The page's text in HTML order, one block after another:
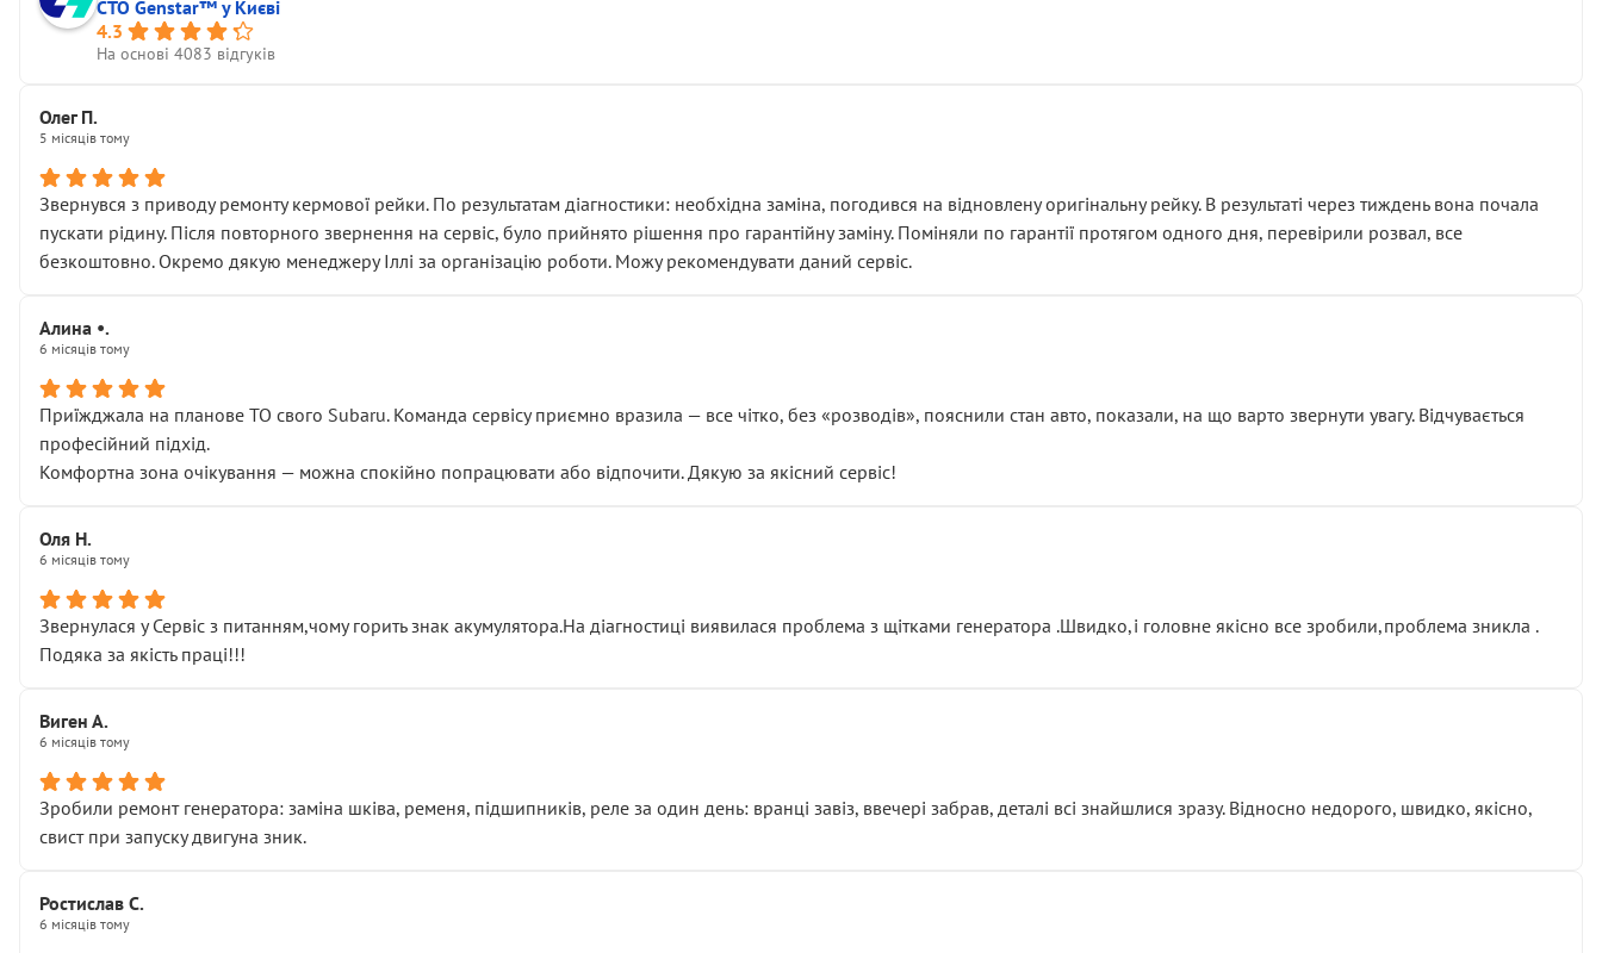
СТО Genstar™ у Києві
4.3
На основі 4083 відгуків
Олег П.
5 місяців тому
Звернувся з приводу ремонту кермової рейки. По результатам діагностики: необхідна заміна, погодився на відновлену оригінальну рейку. В результаті через тиждень вона почала
пускати рідину. Після повторного звернення на сервіс, було прийнято рішення про гарантійну заміну. Поміняли по гарантії протягом одного дня, перевірили розвал, все
безкоштовно. Окремо дякую менеджеру Іллі за організацію роботи. Можу рекомендувати даний сервіс.
Алина •.
6 місяців тому
Приїжджала на планове ТО свого Subaru. Команда сервісу приємно вразила — все чітко, без «розводів», пояснили стан авто, показали, на що варто звернути увагу. Відчувається
професійний підхід.
Комфортна зона очікування — можна спокійно попрацювати або відпочити. Дякую за якісний сервіс!
Оля Н.
6 місяців тому
Звернулася у Сервіс з питанням,чому горить знак акумулятора.На діагностиці виявилася проблема з щітками генератора .Швидко,і головне якісно все зробили,проблема зникла .
Подяка за якість праці!!!
Виген А.
6 місяців тому
Зробили ремонт генератора: заміна шківа, ременя, підшипників, реле за один день: вранці завіз, ввечері забрав, деталі всі знайшлися зразу. Відносно недорого, швидко, якісно,
свист при запуску двигуна зник.
Ростислав С.
6 місяців тому